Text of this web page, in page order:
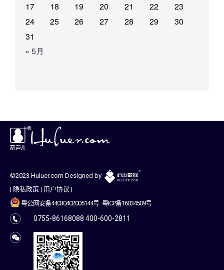
17
18 19 20 21 22
23
24
25 26 27 28 29
30
31
« 5月
©2023 Huluer.com Designed by
| 隐私政策 | 用户协议 |
粤公网安备44030402005144号 粤ICP备16034509号
0755-86168088 400-600-2811